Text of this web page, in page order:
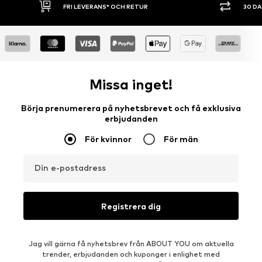
FRI LEVERANS* OCH RETUR 30
Missa inget!
Börja prenumerera på nyhetsbrevet och få exklusiva
erbjudanden
För kvinnor För män
Din e-postadress
Registrera dig
Jag vill gärna få nyhetsbrev från ABOUT YOU om aktuella
trender, erbjudanden och kuponger i enlighet med